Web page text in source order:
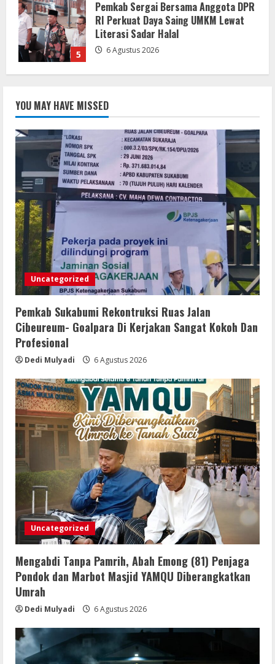
1
Pemkab Sukabumi Rekontruksi Ruas
Jalan Cibeureum- Goalpara Di Kerjakan
Sangat Kokoh Dan Profesional
6 Agustus 2026
2
(81) Penjaga Pondok dan Marbot
Masjid YAMQU Diberangkatkan Umrah
6 Agustus 2026
3
TANGKAP OKNUM IS PREMAN YANG
MENGAKU DARI PT LKA, MENGANCAM
MEDIA DAN LEMBAGA SERTA BERUPAYA
MELAKUKAN SUAP!
6 Agustus 2026
4
Bupati Buol dan Wakil Bupati Hadiri
Peringatan Maulid Arbain ke-7 di
Masjid Agung At-Tafakur
6 Agustus 2026
Pemkab Sergai Bersama Anggota DPR
YOU MAY HAVE MISSED
Uncategorized
Pemkab Sukabumi Rekontruksi Ruas Jalan
Cibeureum- Goalpara Di Kerjakan Sangat Kokoh Dan
Profesional
Dedi Mulyadi 6 Agustus 2026
Uncategorized
Mengabdi Tanpa Pamrih, Abah Emong (81) Penjaga
Pondok dan Marbot Masjid YAMQU Diberangkatkan
Umrah
Dedi Mulyadi 6 Agustus 2026